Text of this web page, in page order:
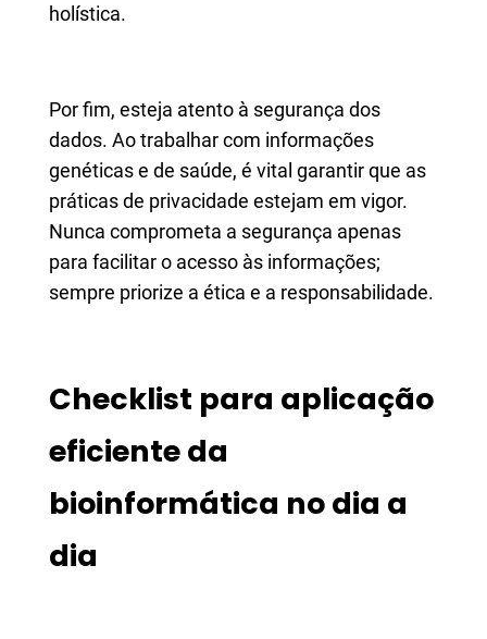
holística.
Por fim, esteja atento à segurança dos
dados. Ao trabalhar com informações
genéticas e de saúde, é vital garantir que as
práticas de privacidade estejam em vigor.
Nunca comprometa a segurança apenas
para facilitar o acesso às informações;
sempre priorize a ética e a responsabilidade.
Checklist para aplicação
eficiente da
bioinformática no dia a
dia